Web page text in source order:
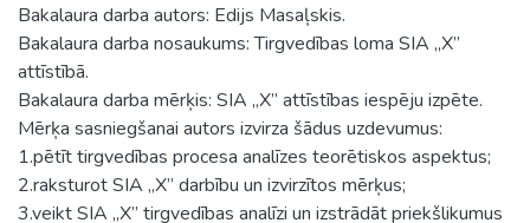
Bakalaura darba autors: Edijs Masaļskis.
Bakalaura darba nosaukums: Tirgvedības loma SIA „X”
attīstībā.
Bakalaura darba mērķis: SIA „X” attīstības iespēju izpēte.
Mērķa sasniegšanai autors izvirza šādus uzdevumus:
1.pētīt tirgvedības procesa analīzes teorētiskos aspektus;
2.raksturot SIA „X” darbību un izvirzītos mērķus;
3.veikt SIA „X” tirgvedības analīzi un izstrādāt priekšlikumus